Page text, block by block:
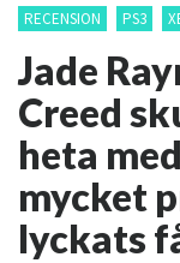
RECENSION PS3
Jade
Creed
heta
mycket
lyckats